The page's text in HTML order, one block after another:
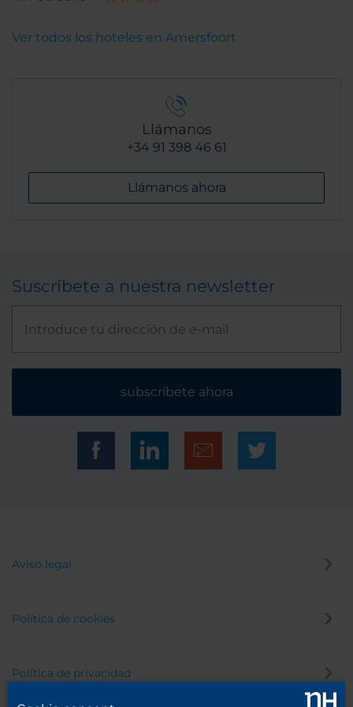
Ver todos los hoteles en Amersfoort
Llámanos
+34 91 398 46 61
Llámanos ahora
Suscríbete a nuestra newsletter
subscríbete ahora
Aviso legal
Política de cookies
Política de privacidad